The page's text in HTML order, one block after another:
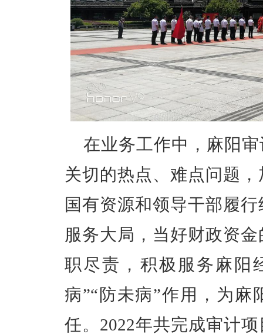
在业务工作中，麻阳
关切的热点、难点问题
国有资源和领导干部履
服务大局，当好财政资
职尽责，积极服务麻阳
病”“防未病”作用，为
任。2022年共完成审计